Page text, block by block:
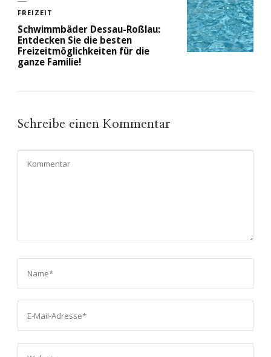
FREIZEIT
Schwimmbäder Dessau-Roßlau:
Entdecken Sie die besten
Freizeitmöglichkeiten für die
ganze Familie!
Schreibe einen Kommentar